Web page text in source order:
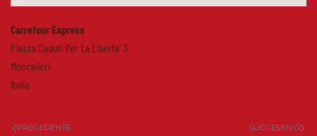
Carrefour Express
Piazza Caduti Per La Liberta' 3
Moncalieri
Italia
PRECEDENTE SUCCESSIVO